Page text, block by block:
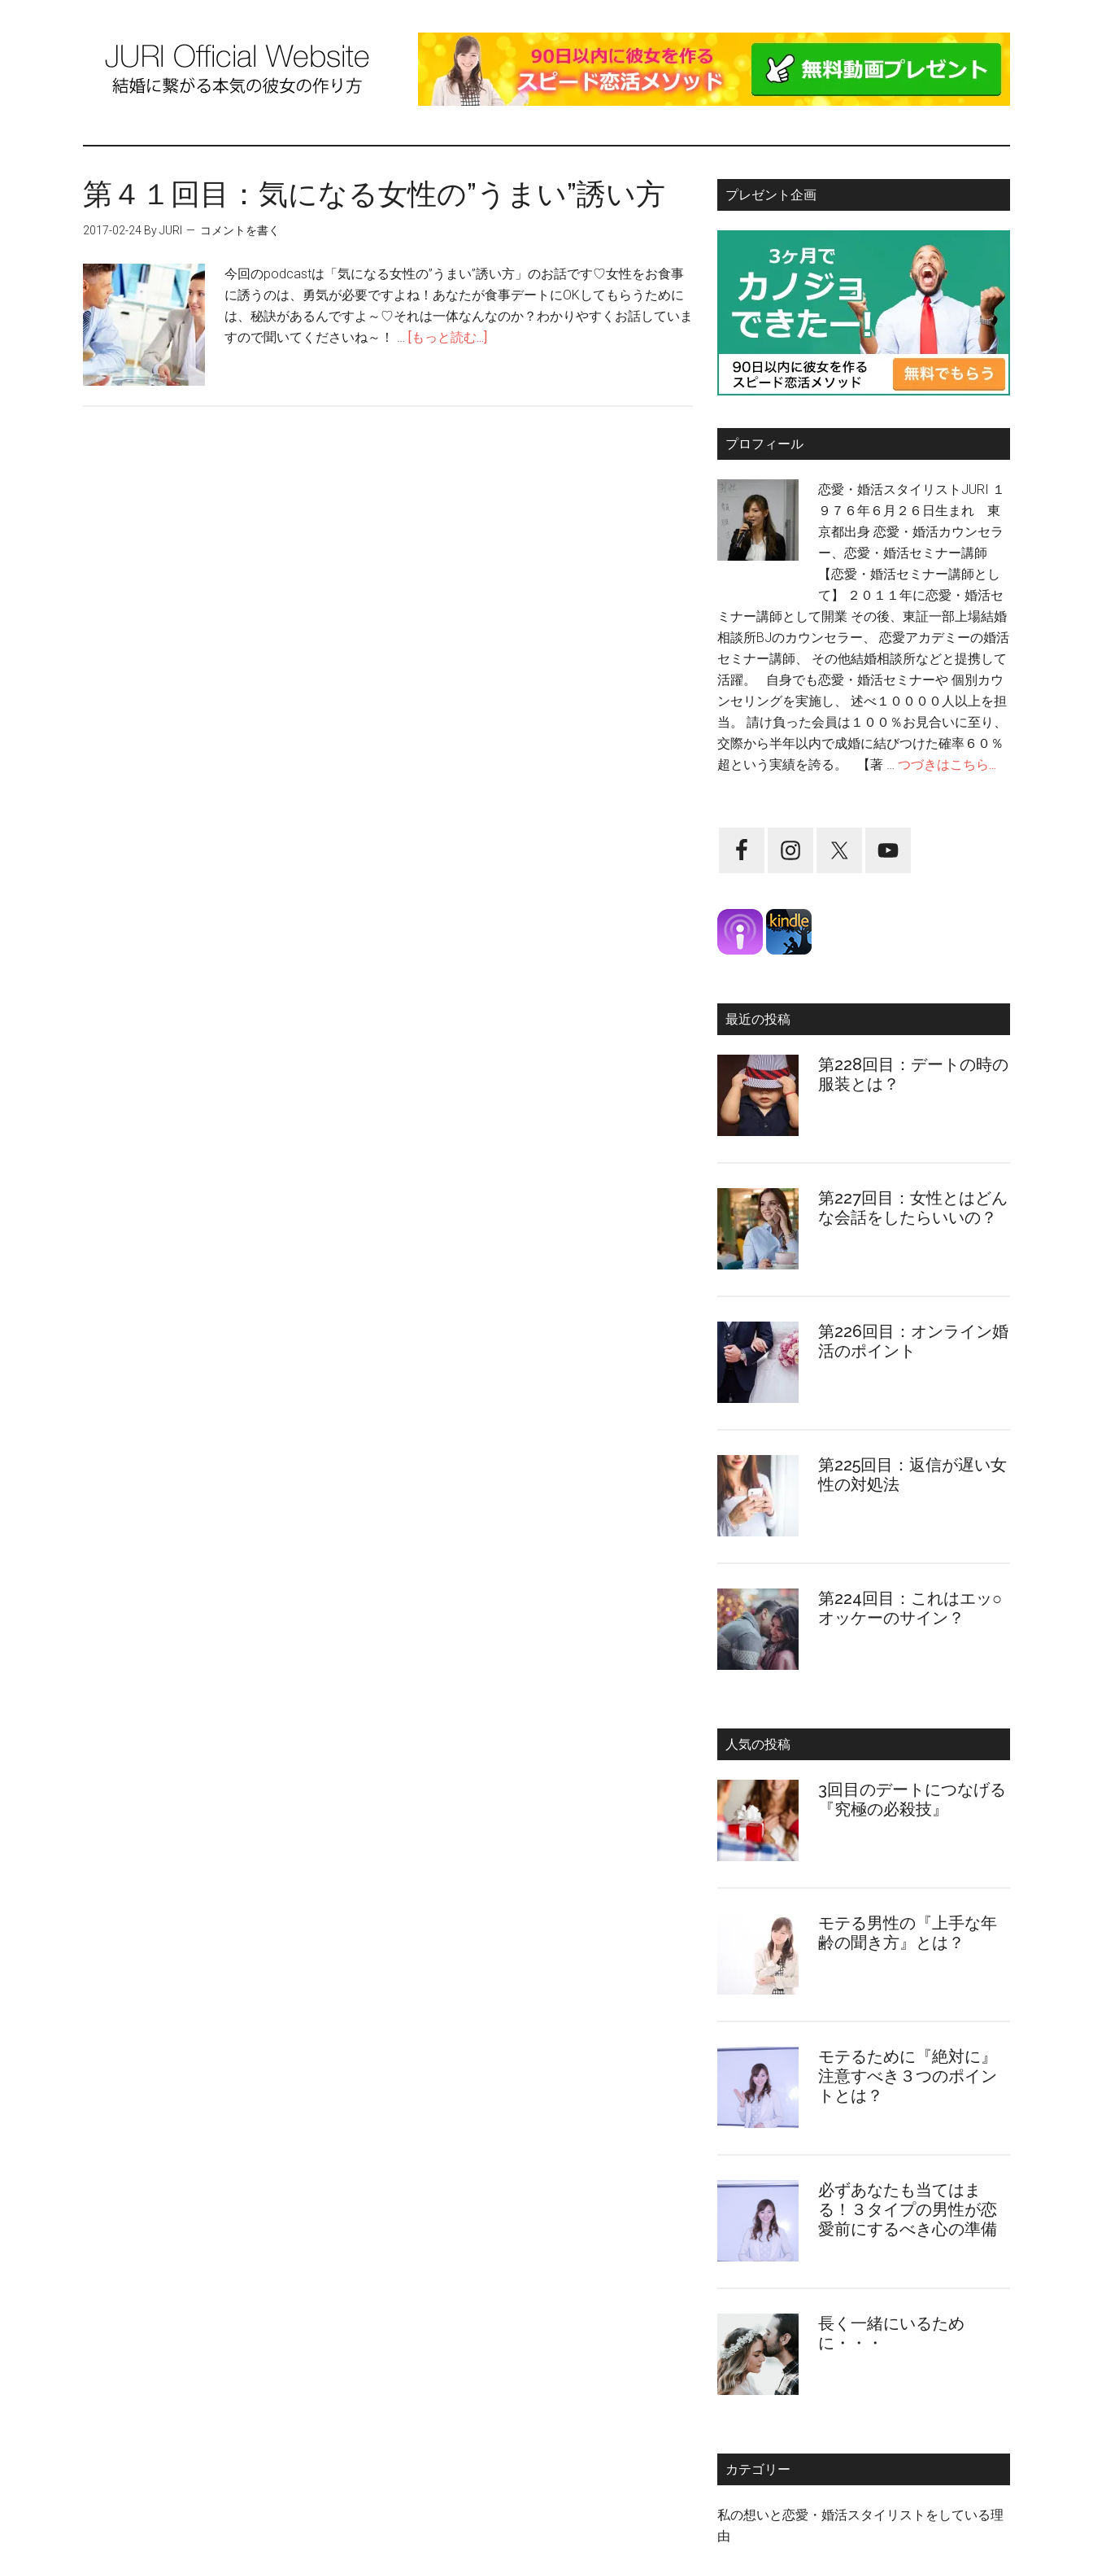
第４１回目：気になる女性の”うまい”誘い方
2017-02-24 By JURI コメントを書く
今回のpodcastは「気になる女性の”うまい”誘い方」のお話です♡女性をお食事
に誘うのは、勇気が必要ですよね！あなたが食事デートにOKしてもらうために
は、秘訣があるんですよ～♡それは一体なんなのか？わかりやすくお話していま
すので聞いてくださいね～！ … [もっと読む...]
プレゼント企画
プロフィール
恋愛・婚活スタイリストJURI １
９７６年６月２６日生まれ 東
京都出身 恋愛・婚活カウンセラ
ー、恋愛・婚活セミナー講師
【恋愛・婚活セミナー講師とし
て】 ２０１１年に恋愛・婚活セ
ミナー講師として開業 その後、東証一部上場結婚
相談所BJのカウンセラー、 恋愛アカデミーの婚活
セミナー講師、 その他結婚相談所などと提携して
活躍。 自身でも恋愛・婚活セミナーや 個別カウ
ンセリングを実施し、 述べ１００００人以上を担
当。 請け負った会員は１００％お見合いに至り、
交際から半年以内で成婚に結びつけた確率６０％
超という実績を誇る。 【著 … つづきはこちら...
最近の投稿
第228回目：デートの時の
服装とは？
第227回目：女性とはどん
な会話をしたらいいの？
第226回目：オンライン婚
活のポイント
第225回目：返信が遅い女
性の対処法
第224回目：これはエッ○
オッケーのサイン？
人気の投稿
3回目のデートにつなげる
『究極の必殺技』
モテる男性の『上手な年
齢の聞き方』とは？
モテるために『絶対に』
注意すべき３つのポイン
トとは？
必ずあなたも当てはま
る！３タイプの男性が恋
愛前にするべき心の準備
長く一緒にいるため
に・・・
カテゴリー
私の想いと恋愛・婚活スタイリストをしている理
由